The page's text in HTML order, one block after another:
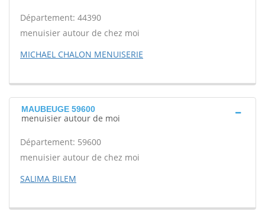
Département: 44390
menuisier autour de chez moi
MICHAEL CHALON MENUISERIE
MAUBEUGE 59600
menuisier autour de moi
Département: 59600
menuisier autour de chez moi
SALIMA BILEM